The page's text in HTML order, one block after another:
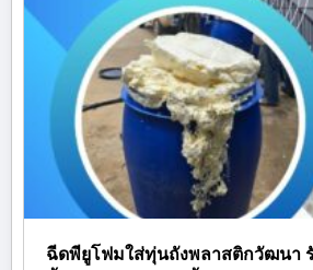
ฉีดพียูโฟมใส่ทุ่นถังพลาสติกวัฒนา